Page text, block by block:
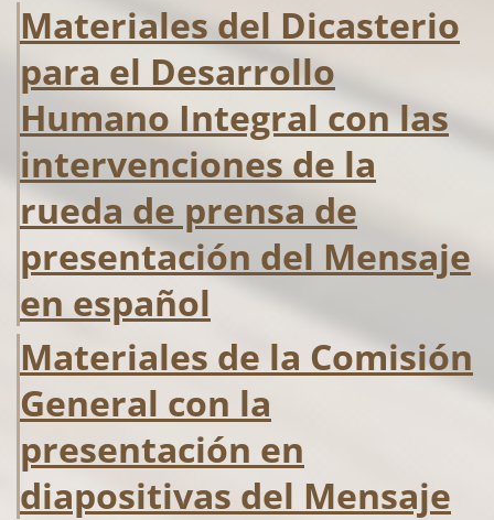
Materiales del Dicasterio
para el Desarrollo
Humano Integral con las
intervenciones de la
rueda de prensa de
presentación del Mensaje
en español
Materiales de la Comisión
General con la
presentación en
diapositivas del Mensaje